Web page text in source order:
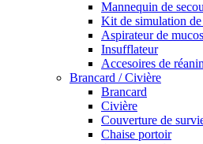
Mannequin de
Kit de simulation de
Aspirateur de
Insufflateur
Accesoires de
Brancard / Civière
Brancard
Civière
Couverture de
Chaise portoir